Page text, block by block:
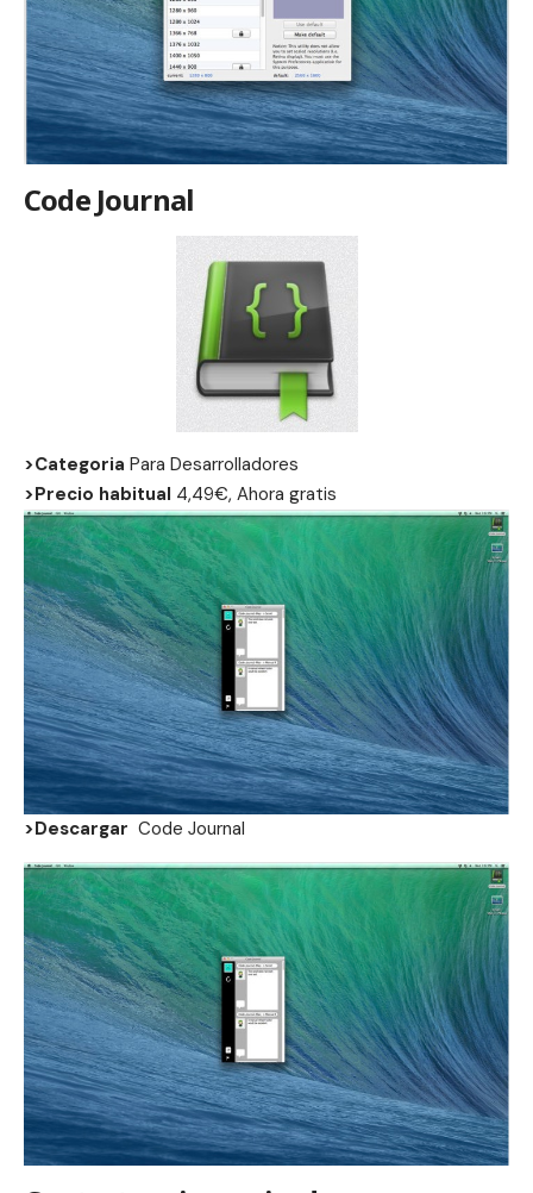
Code Journal
>Categoria Para Desarrolladores
>Precio habitual 4,49€, Ahora gratis
>Descargar Code Journal